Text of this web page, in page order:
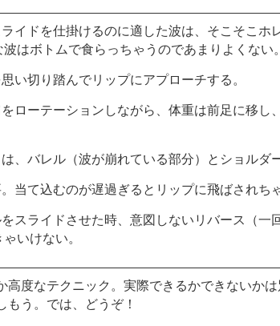
イドを仕掛けるのに適した波は、そこそこ
はボトムで食らっちゃうのであまりよくない。
い切り踏んでリップにアプローチする。
ローテーションしながら、体重は前足に移
、バレル（波が崩れている部分）とショルダ
当て込むのが遅過ぎるとリップに飛ばされ
スライドさせた時、意図しないリバース（
いけない。
高度なテクニック。実際できるかできないか
もう。では、どうぞ！